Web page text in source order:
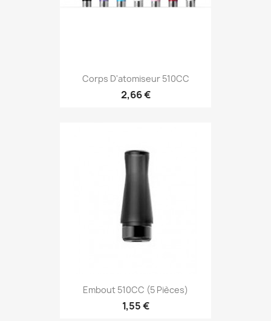
Corps D'atomiseur 510CC
2,66 €
Embout 510CC (5 Pièces)
1,55 €